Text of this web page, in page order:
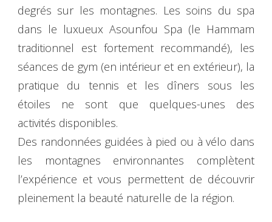
degrés sur les montagnes. Les soins du spa
dans le luxueux Asounfou Spa (le Hammam
traditionnel est fortement recommandé), les
séances de gym (en intérieur et en extérieur), la
pratique du tennis et les dîners sous les
étoiles ne sont que quelques-unes des
activités disponibles.
Des randonnées guidées à pied ou à vélo dans
les montagnes environnantes complètent
l’expérience et vous permettent de découvrir
pleinement la beauté naturelle de la région.